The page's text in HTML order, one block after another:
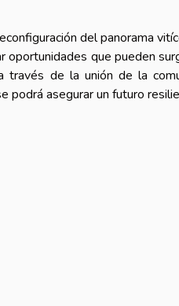
del panorama
que pueden
de la unión de la
podrá asegurar un futuro